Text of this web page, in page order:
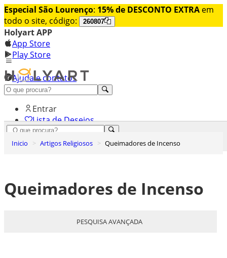
Especial São Lourenço: 15% de DESCONTO EXTRA em
todo o site, código:
260807
Holyart APP
App Store
Play Store
Ajuda e contatos
Conheça premium
Entrar
Lista de Desejos
Carrinho de Compras
Inicio Artigos Religiosos Queimadores de Incenso
Queimadores de Incenso
PESQUISA AVANÇADA